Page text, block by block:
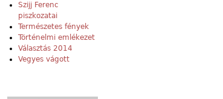
Szijj Ferenc
piszkozatai
Természetes fények
Történelmi emlékezet
Választás 2014
Vegyes vágott